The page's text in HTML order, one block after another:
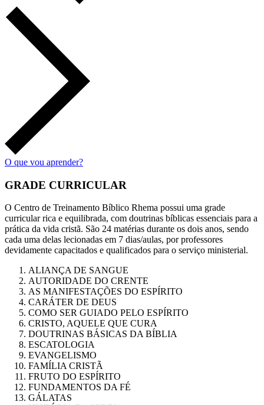
O que vou aprender?
GRADE CURRICULAR​
O Centro de Treinamento Bíblico Rhema possui uma grade
curricular rica e equilibrada, com doutrinas bíblicas essenciais para a
prática da vida cristã. São 24 matérias durante os dois anos, sendo
cada uma delas lecionadas em 7 dias/aulas, por professores
devidamente capacitados e qualificados para o serviço ministerial.
ALIANÇA DE SANGUE
AUTORIDADE DO CRENTE
AS MANIFESTAÇÕES DO ESPÍRITO
CARÁTER DE DEUS
COMO SER GUIADO PELO ESPÍRITO
CRISTO, AQUELE QUE CURA
DOUTRINAS BÁSICAS DA BÍBLIA
ESCATOLOGIA
EVANGELISMO
FAMÍLIA CRISTÃ
FRUTO DO ESPÍRITO
FUNDAMENTOS DA FÉ
GÁLATAS